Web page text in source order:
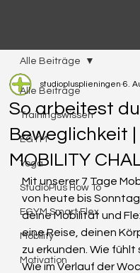
Alle Beiträge
Trainingswissen
EGYM
Yoga
StudioPlus How To
EGYM Smart Flex
Mobility
Motivation
Alle Beiträge
So arbeitest
Beweglichkeit |
MOBILITY
studioplusplieningen 6.
Mit unserer 7 Tage
von heute bis
deine Mobilität und
eine Reise, deinen
zu erkunden. Wie
Wie im Verlauf der